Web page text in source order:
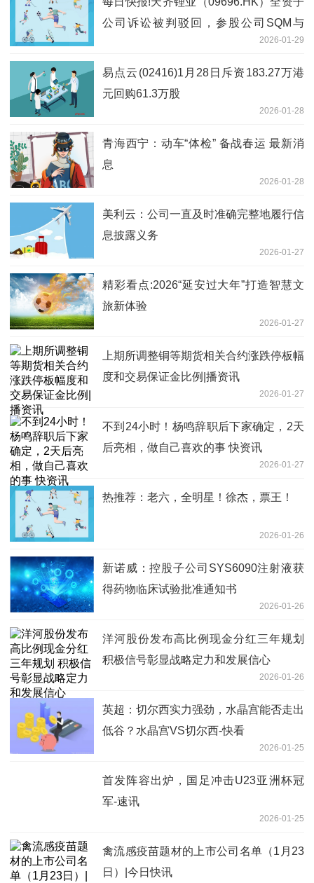
公司诉讼被判驳回，参股公司SQM与
2026-01-29
易点云(02416)1月28日斥资183.27万港
元回购61.3万股
2026-01-28
青海西宁：动车“体检” 备战春运 最新消
息
2026-01-28
美利云：公司一直及时准确完整地履行信
息披露义务
2026-01-27
精彩看点:2026“延安过大年”打造智慧文
旅新体验
2026-01-27
上期所调整铜等期货相关合约涨跌停板幅
度和交易保证金比例|播资讯
2026-01-27
不到24小时！杨鸣辞职后下家确定，2天
后亮相，做自己喜欢的事 快资讯
2026-01-27
热推荐：老六，全明星！徐杰，票王！
2026-01-26
新诺威：控股子公司SYS6090注射液获
得药物临床试验批准通知书
2026-01-26
洋河股份发布高比例现金分红三年规划
积极信号彰显战略定力和发展信心
2026-01-26
英超：切尔西实力强劲，水晶宫能否走出
低谷？水晶宫VS切尔西-快看
2026-01-25
首发阵容出炉，国足冲击U23亚洲杯冠
军-速讯
2026-01-25
禽流感疫苗题材的上市公司名单（1月23
日）|今日快讯